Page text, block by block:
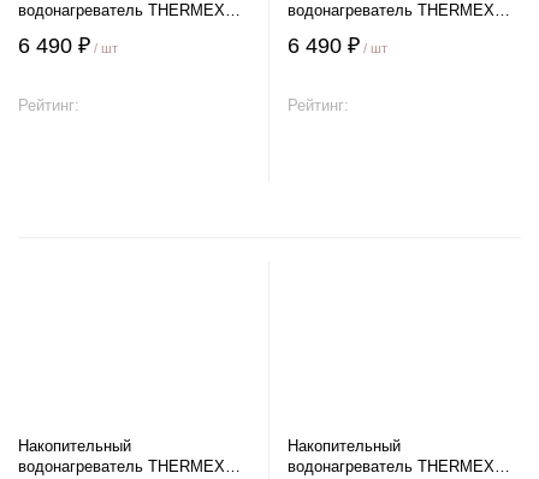
водонагреватель THERMEX
6 490 ₽ / шт
Рейтинг:
водонагреватель THERMEX
6 490 ₽ / шт
Рейтинг:
Накопительный
водонагреватель THERMEX
Накопительный
водонагреватель THERMEX